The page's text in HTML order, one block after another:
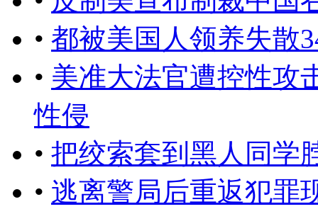
• 都被美国人领养失散
• 美准大法官遭控性攻
性侵
• 把绞索套到黑人同学
• 逃离警局后重返犯罪